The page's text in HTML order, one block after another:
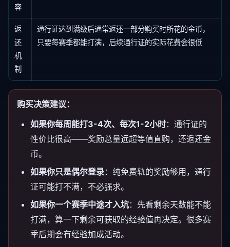
容
返
还
机
制
通行证达到满级后通常返还一部分购买时所花的金币，
只要每赛季都能打满，后续通行证的实际花费会很低
购买决策建议：
如果你每周能打3-4次、每次1-2小时：通行证的
性价比很高——奖励总量远超等值直购，还返还金
币。
如果你只是偶尔登录：纯免费轨的奖励够用，通行
证可能打不满，不必强求。
如果你一个赛季中途才入坑：先看剩余天数能不能
打满，算一下剩余可获取的经验值再决定。很多赛
季后期会有经验加成活动。